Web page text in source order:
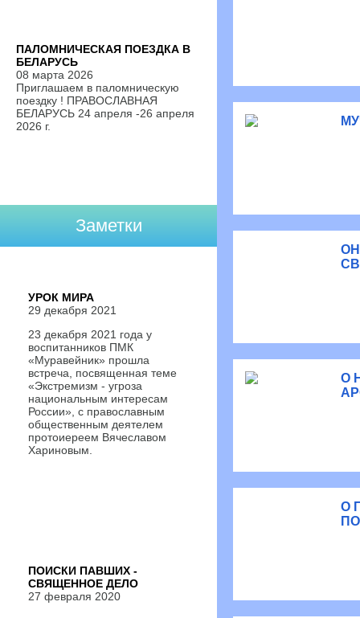
О
О
ПАЛОМНИЧЕСКАЯ ПОЕЗДКА В
БЕЛАРУСЬ
08 марта 2026
Приглашаем в паломническую
поездку ! ПРАВОСЛАВНАЯ
БЕЛАРУСЬ 24 апреля -26 апреля
2026 г.
Заметки
УРОК МИРА
29 декабря 2021
23 декабря 2021 года у
воспитанников ПМК
«Муравейник» прошла
встреча, посвященная теме
«Экстремизм - угроза
национальным интересам
России», с православным
общественным деятелем
протоиереем Вячеславом
Хариновым.
ПОИСКИ ПАВШИХ -
СВЯЩЕННОЕ ДЕЛО
27 февраля 2020